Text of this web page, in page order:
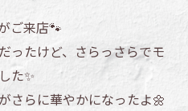
ご来店🐾
ったけど、さらっさらでモ
た✨
さらに華やかになったよ🌼